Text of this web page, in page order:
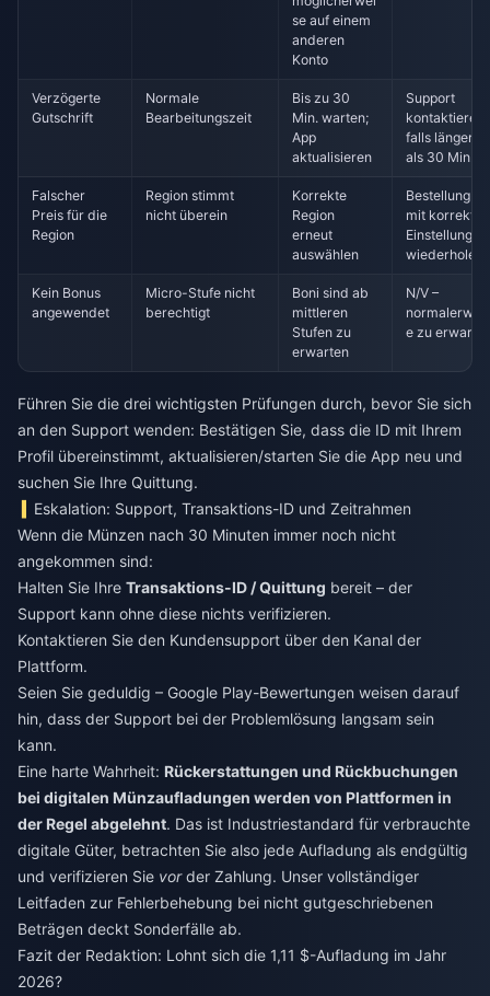
se auf einem
anderen
Konto
Verzögerte
Gutschrift
Normale
Bearbeitungszeit
Bis zu 30
Min. warten;
App
aktualisieren
Support
kontaktieren,
falls länger
als 30 Min.
Falscher
Preis für die
Region
Region stimmt
nicht überein
Korrekte
Region
erneut
auswählen
Bestellung
mit korrekten
Einstellungen
wiederholen
Kein Bonus
angewendet
Micro-Stufe nicht
berechtigt
Boni sind ab
mittleren
Stufen zu
erwarten
N/V –
e zu
Führen Sie die drei wichtigsten Prüfungen durch, bevor Sie sich
an den Support wenden: Bestätigen Sie, dass die ID mit Ihrem
Profil übereinstimmt, aktualisieren/starten Sie die App neu und
suchen Sie Ihre Quittung.
Eskalation: Support, Transaktions-ID und Zeitrahmen
Wenn die Münzen nach 30 Minuten immer noch nicht
angekommen sind:
Halten Sie Ihre Transaktions-ID / Quittung bereit – der
Support kann ohne diese nichts verifizieren.
Kontaktieren Sie den Kundensupport über den Kanal der
Plattform.
Seien Sie geduldig – Google Play-Bewertungen weisen darauf
hin, dass der Support bei der Problemlösung langsam sein
kann.
Eine harte Wahrheit: Rückerstattungen und Rückbuchungen
bei digitalen Münzaufladungen werden von Plattformen in
der Regel abgelehnt. Das ist Industriestandard für verbrauchte
digitale Güter, betrachten Sie also jede Aufladung als endgültig
und verifizieren Sie vorder Zahlung. Unser vollständiger
Leitfaden zur Fehlerbehebung bei nicht gutgeschriebenen
Beträgen deckt Sonderfälle ab.
Fazit der Redaktion: Lohnt sich die 1,11 $-Aufladung im Jahr
2026?